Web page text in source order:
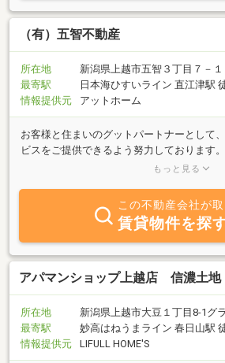
（有）五智不動産
所在地
新潟県上越市五智３丁目７－１
最寄駅
日本海ひすいライン 直江津駅
情報提供元
アットホーム
お客様と住まいのグットパートナーとして
ビスをご提供できるよう努力しております
様々な動機があります。価格、購入時期、
約の方の対応を致します。お気軽にご予約下
もっと見る
この不動産会社が取
賃貸物件を探
アパマンショップ上越店 信濃土
所在地
新潟県上越市大豆１丁目8-1グ
最寄駅
妙高はねうまライン 春日山駅
情報提供元
LIFULL HOME'S